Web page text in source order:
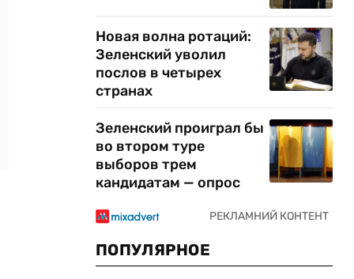
Новая волна ротаций:
Зеленский уволил
послов в четырех
странах
Зеленский проиграл бы
во втором туре
выборов трем
кандидатам — опрос
ПОПУЛЯРНОЕ